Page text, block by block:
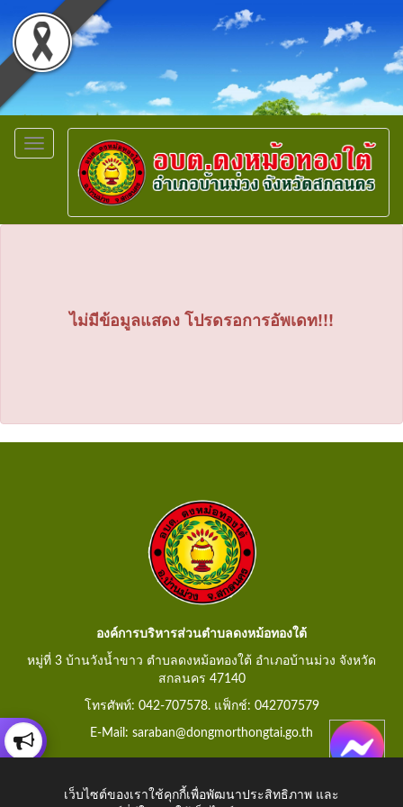
Toggle
navigation
ไม่มีข้อมูลแสดง โปรดรอการอัพเดท!!!
องค์การบริหารส่วนตำบลดงหม้อทองใต้
หมู่ที่ 3 บ้านวังน้ำขาว ตำบลดงหม้อทองใต้ อำเภอบ้านม่วง จังหวัด
สกลนคร 47140
โทรศัพท์: 042-707578. แฟ็กช์: 042707579
E-Mail: saraban@dongmorthongtai.go.th
เว็บไซต์ของเราใช้คุกกี้เพื่อพัฒนาประสิทธิภาพ และ